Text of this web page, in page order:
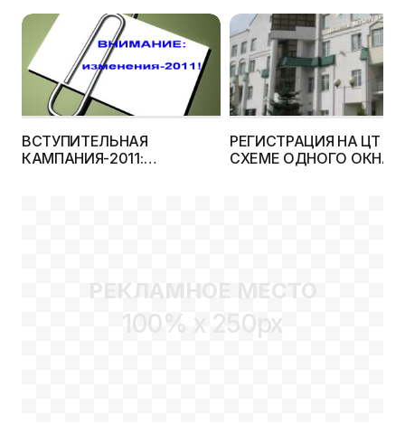
ВСТУПИТЕЛЬНАЯ
КАМПАНИЯ-2011:
РЕГИСТРАЦИЯ НА ЦТ ПО
СХЕМЕ ОДНОГО ОКНА:
РЕКЛАМНОЕ МЕСТО
100% x 250px